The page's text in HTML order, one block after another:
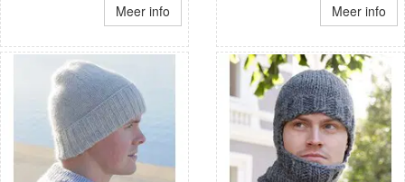
Meer info Meer info